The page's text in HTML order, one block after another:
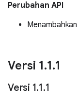
Perubahan API
Versi 1.1.1
Versi 1.1.1